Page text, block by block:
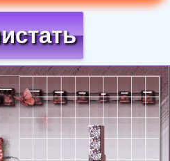
картинки...